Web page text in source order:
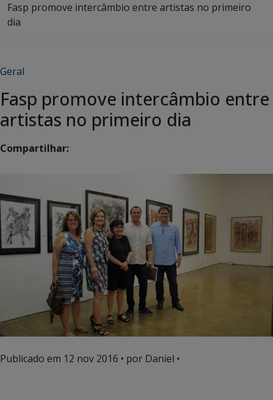
Fasp promove intercâmbio entre artistas no primeiro
dia
Geral
Fasp promove intercâmbio entre
artistas no primeiro dia
Compartilhar:
Publicado em 12 nov 2016 • por Daniel •